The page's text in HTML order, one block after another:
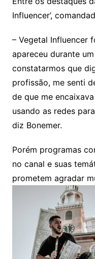
Influencer’,
– Vegetal Influencer
apareceu durante
constatarmos que
profissão, me senti
de que me
usando as redes
diz Bonemer.
Porém programas
no canal e suas
prometem agradar